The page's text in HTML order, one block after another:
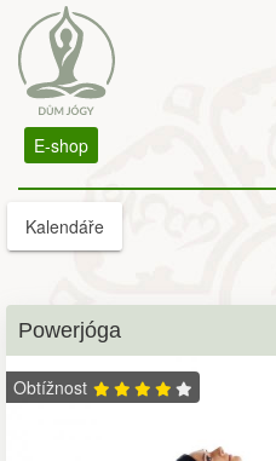
E-shop
Kalendáře
Powerjóga
Obtížnost